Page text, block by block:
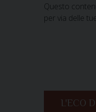
Questo
per via delle
L'ECO